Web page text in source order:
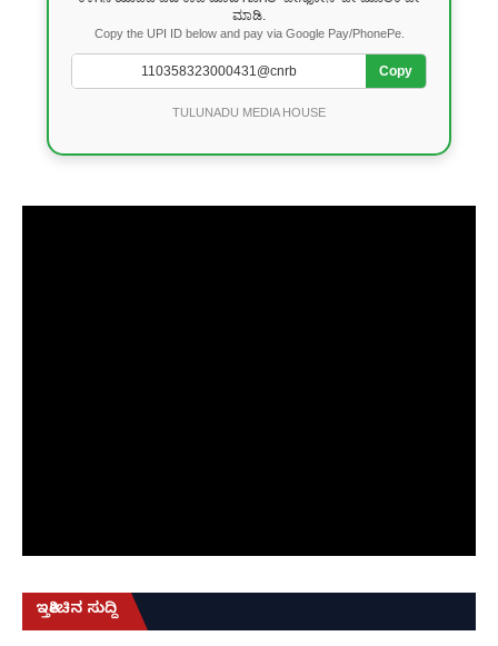
ಮಾಡಿ.
Copy the UPI ID below and pay via Google Pay/PhonePe.
Copy
TULUNADU MEDIA HOUSE
ಇತ್ತೀಚಿನ ಸುದ್ದಿ